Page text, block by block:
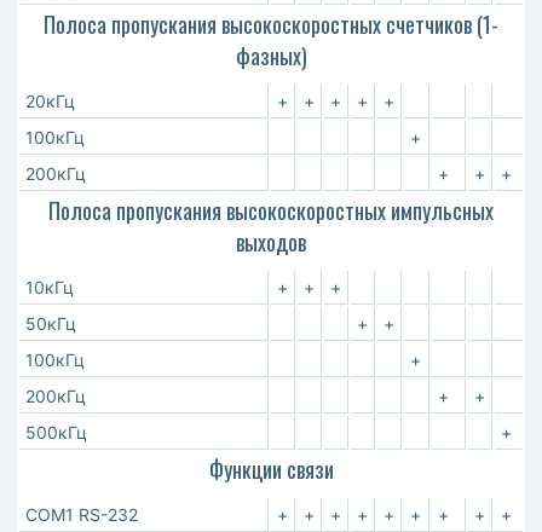
Полоса пропускания высокоскоростных счетчиков (1-
фазных)
20кГц + + + +
+
100кГц
+
200кГц
+ + +
Полоса пропускания высокоскоростных импульсных
выходов
10кГц + +
+
50кГц
+
+
100кГц
+
200кГц
+
+
500кГц
+
Функции связи
COM1 RS-232 + + + + + + + +
+